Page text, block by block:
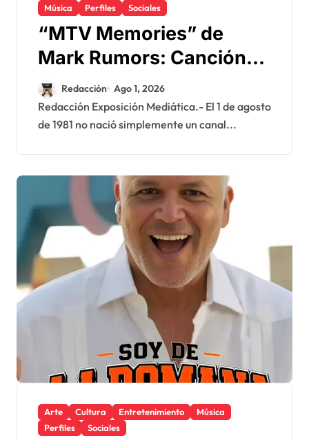
Música
Perfiles Sociales
“MTV Memories” de
Mark Rumors: Canción
en homenaje a los 45
años del nacimiento del
canal MTV
Redacción Ago 1, 2026
Redacción Exposición Mediática.- El 1 de agosto
de 1981 no nació simplemente un canal...
Arte Cultura Entretenimiento
Música
Perfiles
Sociales